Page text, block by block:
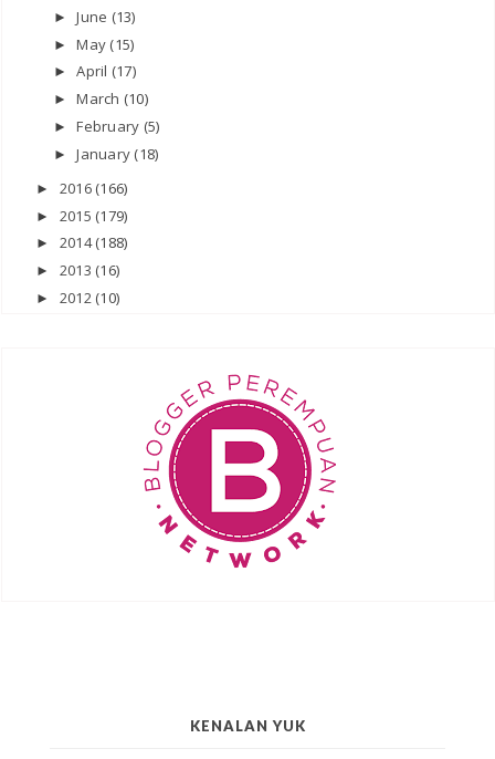
►June (13)
►May (15)
►April (17)
►March (10)
►February (5)
►January (18)
► 2016 (166)
► 2015 (179)
► 2014(188)
► 2013 (16)
► 2012 (10)
KENALAN YUK